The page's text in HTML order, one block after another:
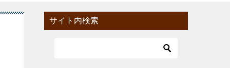
サイト内検索